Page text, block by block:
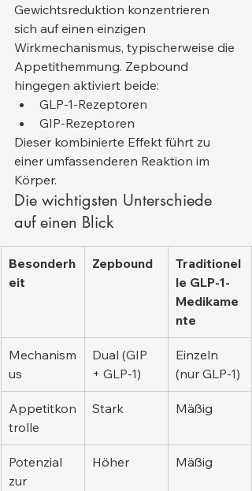
Gewichtsreduktion konzentrieren
sich auf einen einzigen
Wirkmechanismus, typischerweise die
Appetithemmung. Zepbound
hingegen aktiviert beide:
GLP-1-Rezeptoren
GIP-Rezeptoren
Dieser kombinierte Effekt führt zu
einer umfassenderen Reaktion im
Körper.
Die wichtigsten Unterschiede
auf einen Blick
Besonderh
eit
Zepbound
Traditionel
le GLP-1-
Medikame
nte
Mechanism
us
Dual (GIP
+ GLP-1)
Einzeln
(nur GLP-1)
Appetitkon
trolle
Stark Mäßig
Potenzial
zur
Höher Mäßig